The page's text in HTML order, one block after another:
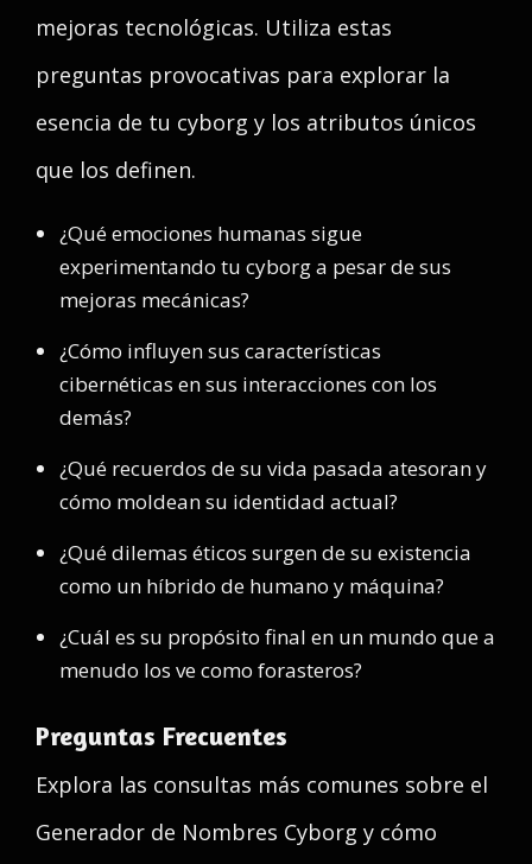
mejoras tecnológicas. Utiliza estas
preguntas provocativas para explorar la
esencia de tu cyborg y los atributos únicos
que los definen.
¿Qué emociones humanas sigue
experimentando tu cyborg a pesar de sus
mejoras mecánicas?
¿Cómo influyen sus características
cibernéticas en sus interacciones con los
demás?
¿Qué recuerdos de su vida pasada atesoran y
cómo moldean su identidad actual?
¿Qué dilemas éticos surgen de su existencia
como un híbrido de humano y máquina?
¿Cuál es su propósito final en un mundo que a
menudo los ve como forasteros?
Preguntas Frecuentes
Explora las consultas más comunes sobre el
Generador de Nombres Cyborg y cómo